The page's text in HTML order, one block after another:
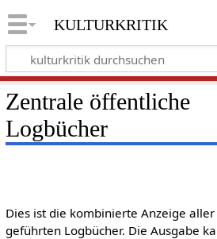
kulturkritik
Zentrale öffentliche
Logbücher
Dies ist die kombinierte Anzeige
geführten Logbücher. Die Ausgabe